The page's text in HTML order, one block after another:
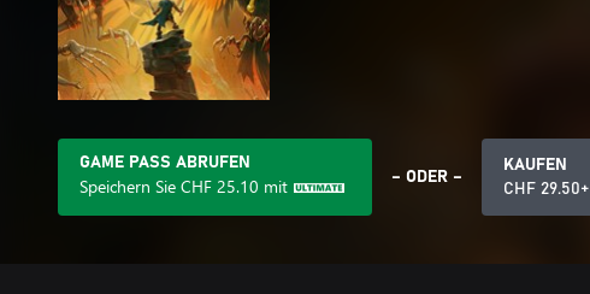
GAME PASS ABRUFEN
Speichern Sie CHF 25.10 mit – ODER –
KAUFEN
CHF 29.50+